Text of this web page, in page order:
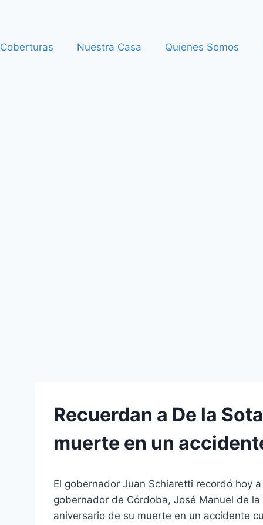
Coberturas Nuestra Casa Quienes Somos
Recuerdan a De la
muerte en un
El gobernador Juan Schiaretti recordó hoy
gobernador de Córdoba, José Manuel de
aniversario de su muerte en un accidente